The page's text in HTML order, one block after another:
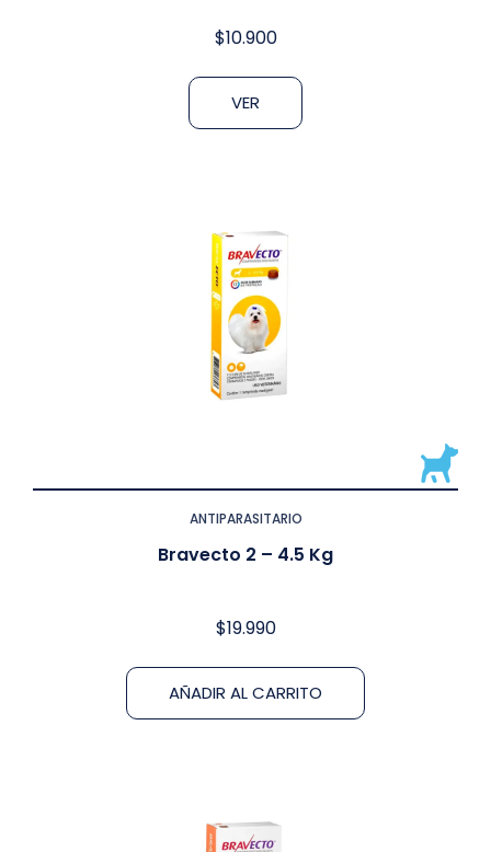
$10.900
VER
ANTIPARASITARIO
Bravecto 2 – 4.5 Kg
$19.990
AÑADIR AL CARRITO